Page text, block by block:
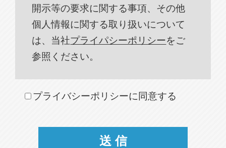
開示等の要求に関する事項、その他
個人情報に関する取り扱いについて
は、当社プライパシーポリシーをご
参照ください。
プライバシーポリシーに同意する